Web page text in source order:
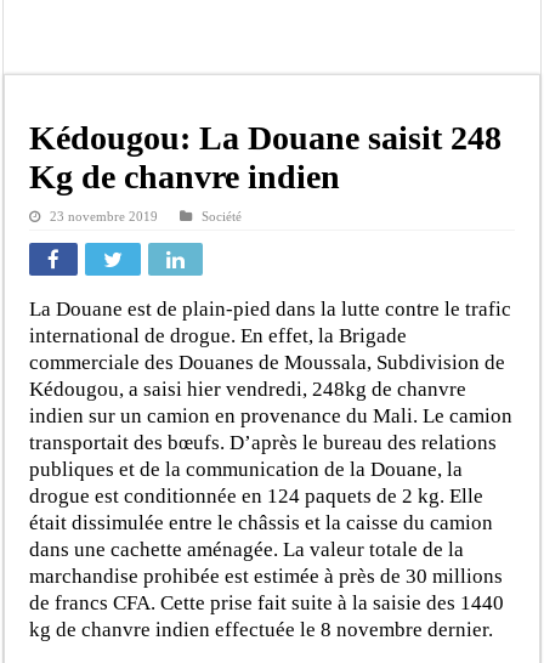
AfroBasket U18 masculin : le Sénégal domine le Rwanda et réussit son entrée
Fatick : Un carambolage entre trois véhicules fait deux blessés, dont un grave
Bilan Magal de Touba : 244 interpellations, 110 déferrements, 2,4 millions
Tragédie à Guinaw-Rails Sud : il poignarde à mort son frère aîné
Prétendu contrat de 50 millions FCFA : la LONASE dément tout lien avec «
Kédougou: La Douane saisit 248
Kg de chanvre indien
23 novembre 2019 Société
La Douane est de plain-pied dans la lutte contre le trafic
international de drogue. En effet, la Brigade
commerciale des Douanes de Moussala, Subdivision de
Kédougou, a saisi hier vendredi, 248kg de chanvre
indien sur un camion en provenance du Mali. Le camion
transportait des bœufs. D’après le bureau des relations
publiques et de la communication de la Douane, la
drogue est conditionnée en 124 paquets de 2 kg. Elle
était dissimulée entre le châssis et la caisse du camion
dans une cachette aménagée. La valeur totale de la
marchandise prohibée est estimée à près de 30 millions
de francs CFA. Cette prise fait suite à la saisie des 1440
kg de chanvre indien effectuée le 8 novembre dernier.